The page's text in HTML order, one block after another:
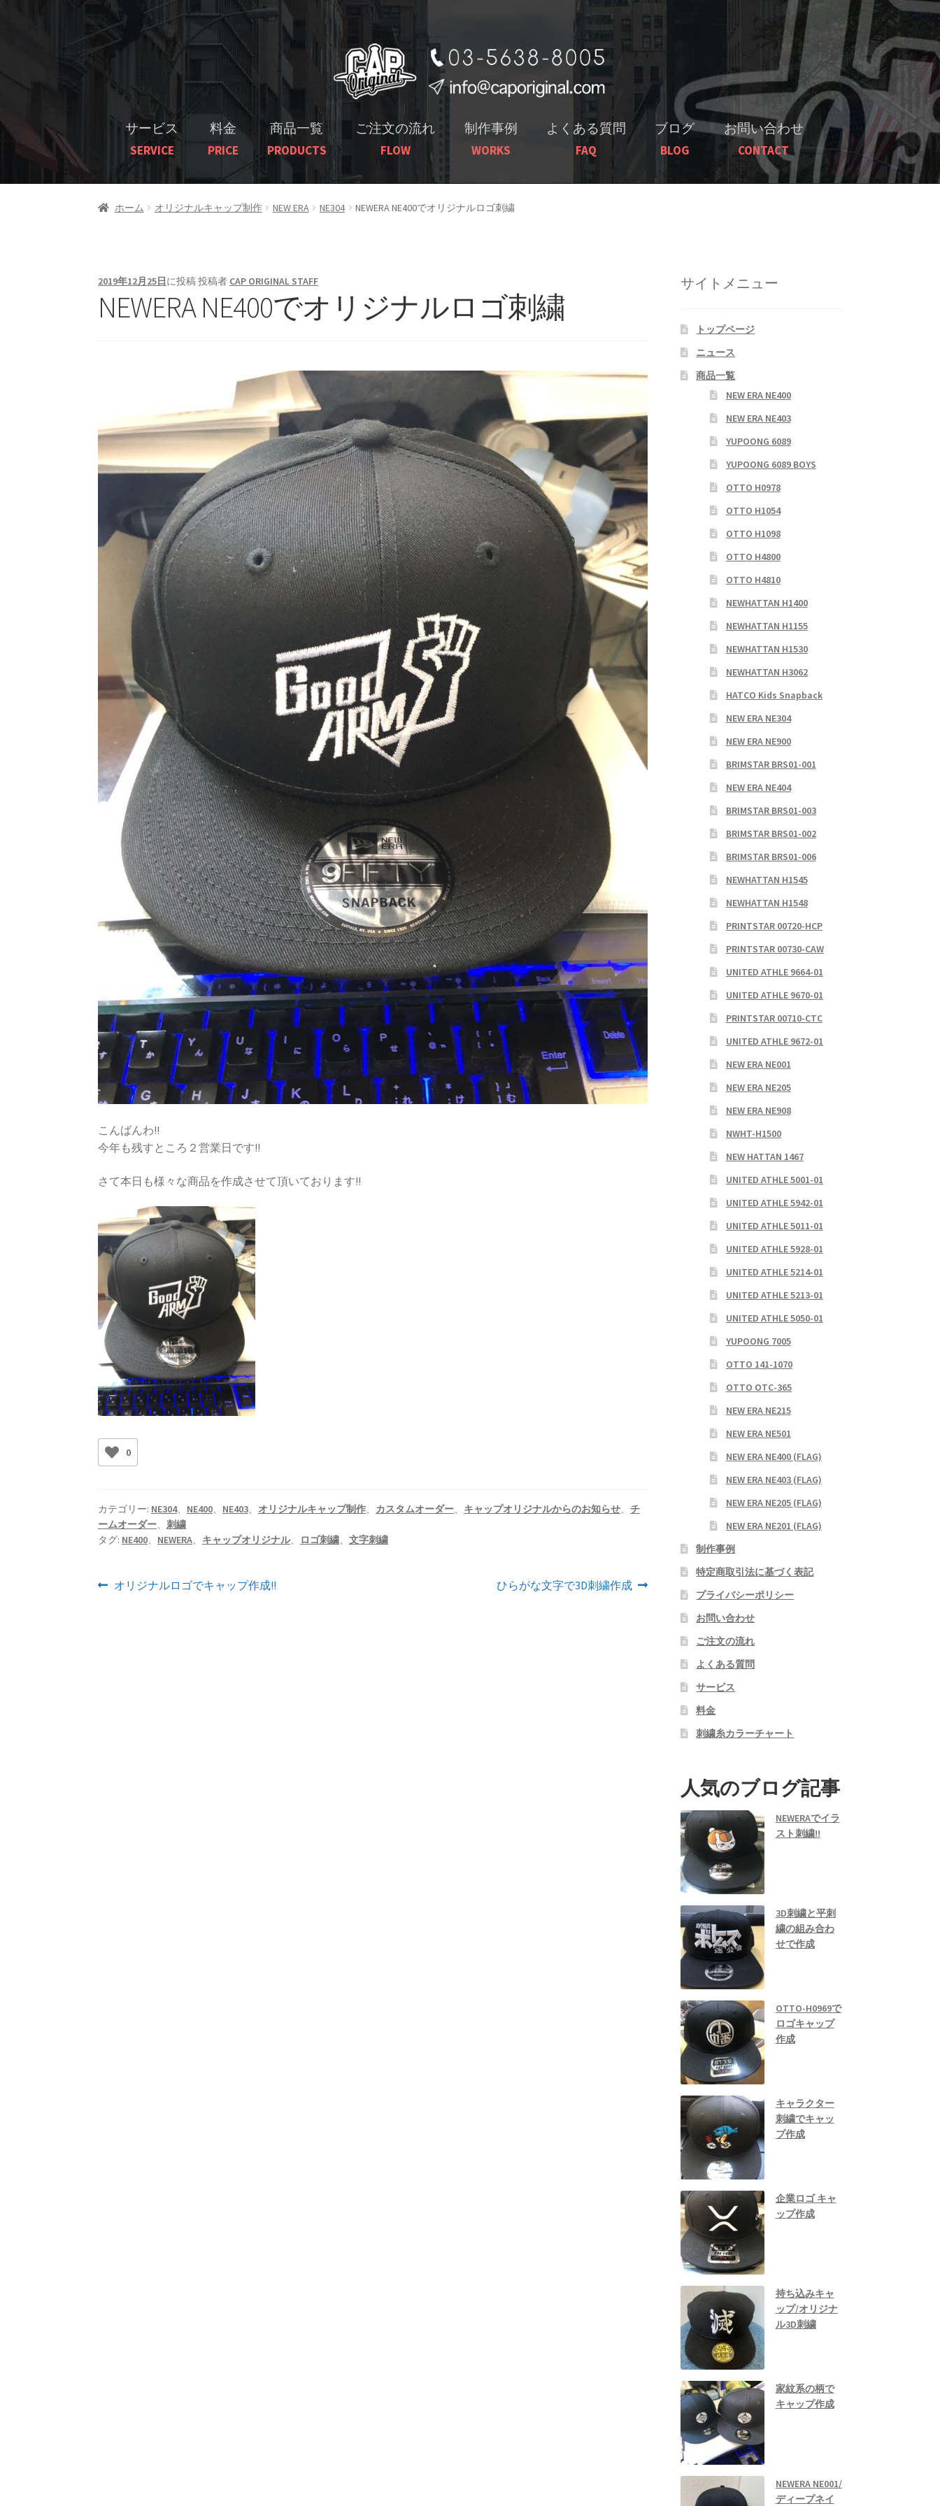
ビ
ー
ョ
へ
ッ
ン
ン
へ
キ
サービス
SERVICE
料金
PRICE
商品一覧
PRODUCTS
ご注文の流れ
FLOW
制作事例
WORKS
よくある質問
FAQ
ブログ
BLOG
お問い合わせ
CONTACT
ホーム オリジナルキャップ制作 NEW ERA NE304 NEWERA NE400でオリジナルロゴ刺繍
2019年12月25日 に投稿投稿者 CAP ORIGINAL STAFF
NEWERA NE400でオリジナルロゴ刺繍
こんばんわ!!
今年も残すところ２営業日です!!
さて本日も様々な商品を作成させて頂いております!!
0
カテゴリー: NE304、 NE400、 NE403、 オリジナルキャップ制作、 カスタムオーダー、 キャップオリジナルからのお知らせ、チ
ームオーダー、刺繍
タグ: NE400、 NEWERA、 キャップオリジナル、 ロゴ刺繍、文字刺繍
投前
オリジナルロゴでキャップ作成!!
次
ひらがな文字で3D刺繍作成
サイトメニュー
トップページ
ニュース
商品一覧
NEW ERA NE400
NEW ERA NE403
YUPOONG 6089
YUPOONG 6089 BOYS
OTTO H0978
OTTO H1054
OTTO H1098
OTTO H4800
OTTO H4810
NEWHATTAN H1400
NEWHATTAN H1155
NEWHATTAN H1530
NEWHATTAN H3062
HATCO Kids Snapback
NEW ERA NE304
NEW ERA NE900
BRIMSTAR BRS01-001
NEW ERA NE404
BRIMSTAR BRS01-003
BRIMSTAR BRS01-002
BRIMSTAR BRS01-006
NEWHATTAN H1545
NEWHATTAN H1548
PRINTSTAR 00720-HCP
PRINTSTAR 00730-CAW
UNITED ATHLE 9664-01
UNITED ATHLE 9670-01
PRINTSTAR 00710-CTC
UNITED ATHLE 9672-01
NEW ERA NE001
NEW ERA NE205
NEW ERA NE908
NWHT-H1500
NEW HATTAN 1467
UNITED ATHLE 5001-01
UNITED ATHLE 5942-01
UNITED ATHLE 5011-01
UNITED ATHLE 5928-01
UNITED ATHLE 5214-01
UNITED ATHLE 5213-01
UNITED ATHLE 5050-01
YUPOONG 7005
OTTO 141-1070
OTTO OTC-365
NEW ERA NE215
NEW ERA NE501
NEW ERA NE400 (FLAG)
NEW ERA NE403 (FLAG)
NEW ERA NE205 (FLAG)
NEW ERA NE201 (FLAG)
制作事例
特定商取引法に基づく表記
プライバシーポリシー
お問い合わせ
ご注文の流れ
よくある質問
サービス
料金
刺繍糸カラーチャート
人気のブログ記事
NEWERAでイラ
スト刺繍!!
3D刺繍と平刺
繍の組み合わ
せで作成
OTTO-H0969で
ロゴキャップ
作成
キャラクター
刺繍でキャッ
プ作成
企業ロゴ キャ
ップ作成
持ち込みキャ
ップ/オリジナ
ル3D刺繍
家紋系の柄で
キャップ作成
NEWERA NE001/
ディープネイ